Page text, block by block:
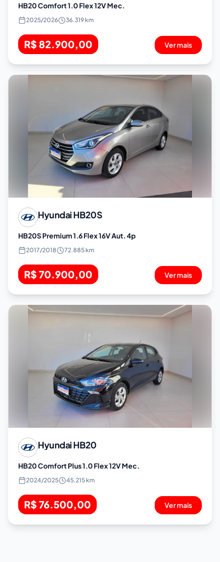
HB20 Comfort 1.0 Flex 12V Mec.
2025/2026 36.319 km
R$ 82.900,00 Ver mais
HyundaiHB20S
HB20S Premium 1.6 Flex 16V Aut. 4p
2017/2018 72.885 km
R$ 70.900,00 Ver mais
HyundaiHB20
HB20 Comfort Plus 1.0 Flex 12V Mec.
2024/2025 45.215 km
R$ 76.500,00 Ver mais